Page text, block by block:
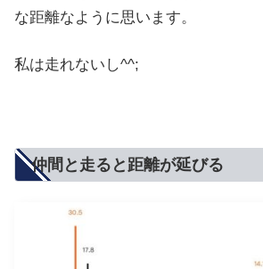
な距離なように思います。
私は走れないし^^;
仲間と走ると距離が延びる